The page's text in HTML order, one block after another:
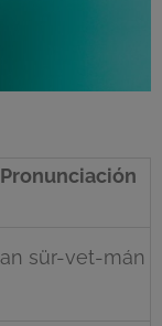
Pronunciación
an sür-vet-mán